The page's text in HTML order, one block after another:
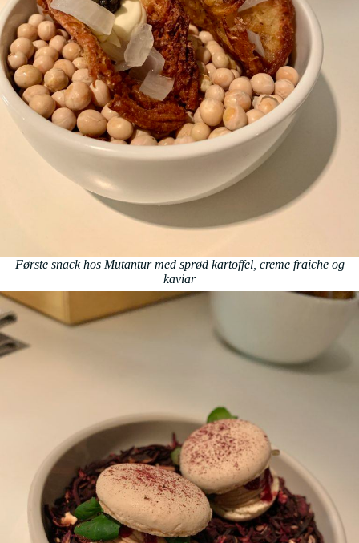
Første snack hos Mutantur med sprød kartoffel, creme fraiche og
kaviar